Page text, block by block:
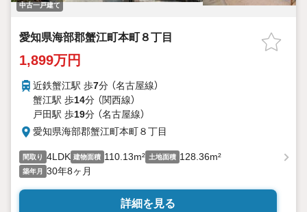
中古一戸建て
愛知県海部郡蟹江町本町８丁目
1,899万円
近鉄蟹江駅 歩7分 （名古屋線）
蟹江駅 歩14分 （関西線）
戸田駅 歩19分 （名古屋線）
愛知県海部郡蟹江町本町８丁目
間取り 4LDK 建物面積 110.13m² 土地面積 128.36m²
築年月 30年8ヶ月
詳細を見る